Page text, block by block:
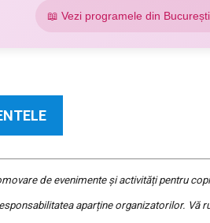
📖 Vezi programele din
de evenimente și activități pentru
aparține organizatorilor. Vă